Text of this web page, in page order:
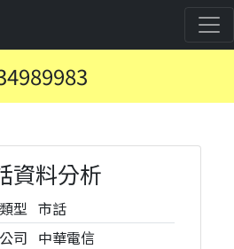
資料分析
型 市話
司 中華電信